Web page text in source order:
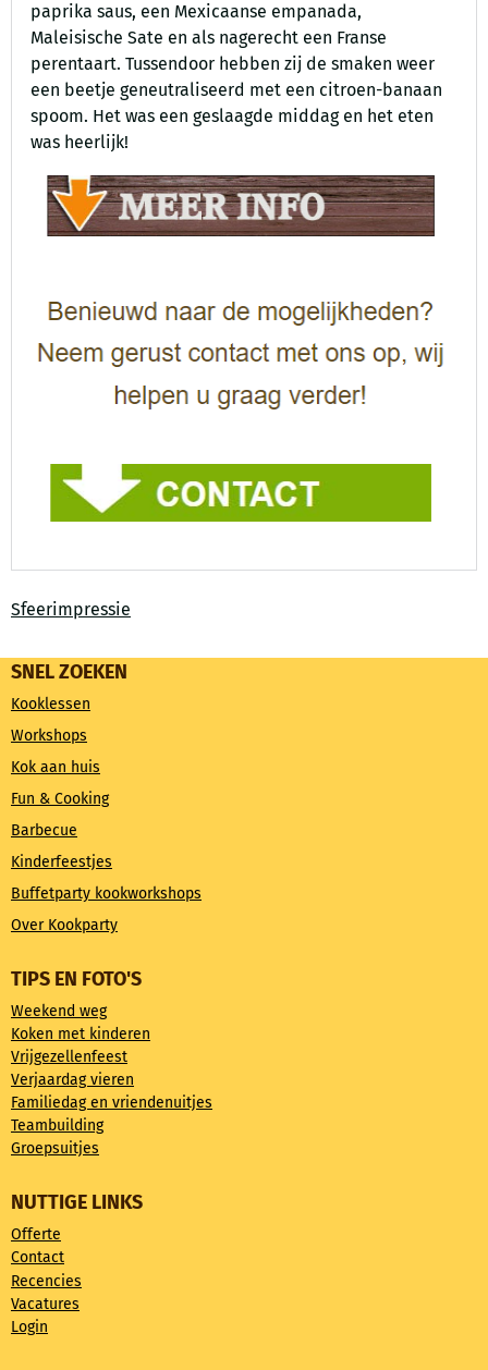
paprika saus, een Mexicaanse empanada,
Maleisische Sate en als nagerecht een Franse
perentaart. Tussendoor hebben zij de smaken weer
een beetje geneutraliseerd met een citroen-banaan
spoom. Het was een geslaagde middag en het eten
was heerlijk!
Sfeerimpressie
SNEL ZOEKEN
Kooklessen
Workshops
Kok aan huis
Fun & Cooking
Barbecue
Kinderfeestjes
Buffetparty kookworkshops
Over Kookparty
TIPS EN FOTO'S
Weekend weg
Koken met kinderen
Vrijgezellenfeest
Verjaardag vieren
Familiedag en vriendenuitjes
Teambuilding
Groepsuitjes
NUTTIGE LINKS
Offerte
Contact
Recencies
Vacatures
Login